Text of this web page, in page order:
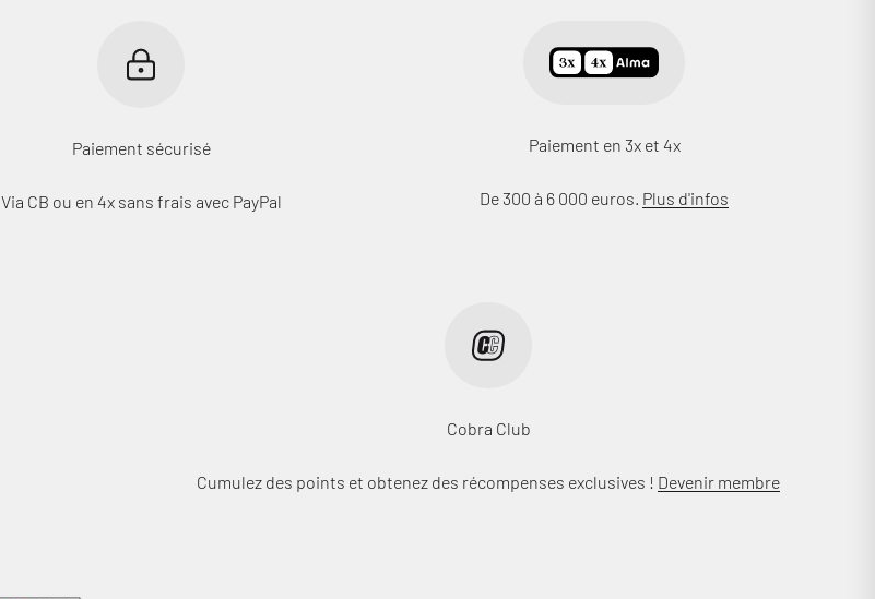
Paiement sécurisé
Via CB ou en 4x sans frais avec PayPal
Paiement en 3x et 4x
De 300 à 6 000 euros. Plus d'infos
Cobra Club
Cumulez des points et obtenez des récompenses exclusives ! Devenir membre